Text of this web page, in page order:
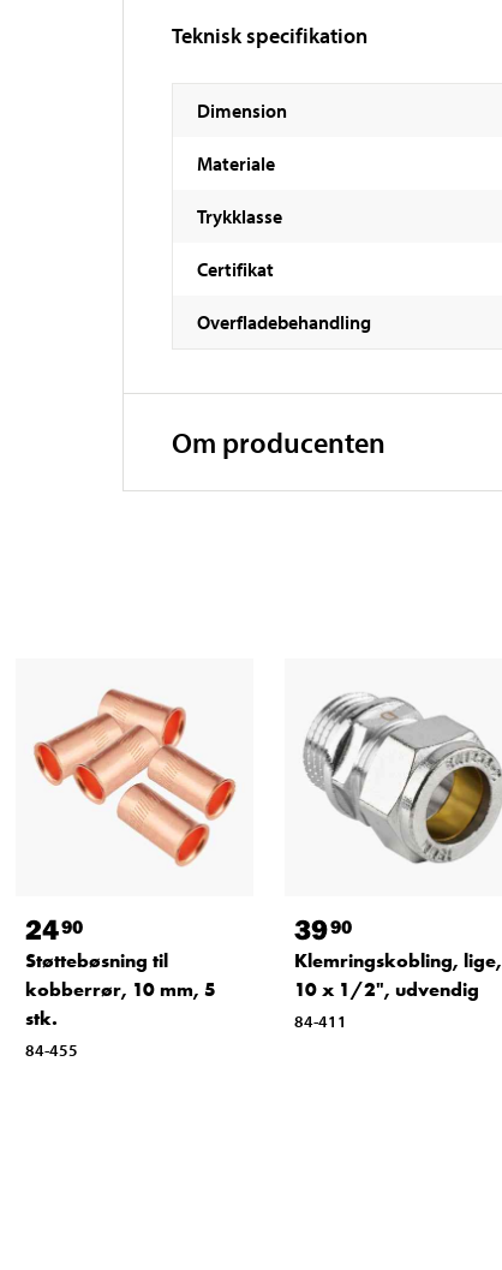
Teknisk specifikation
Dimension
Materiale
Trykklasse
Certifikat
Overfladebehandling
Om producenten
2490
Støttebøsning til
kobberrør, 10 mm, 5
stk.
84-455
3990
Klemringskobling, lige,
10 x 1/2", udvendig
84-411